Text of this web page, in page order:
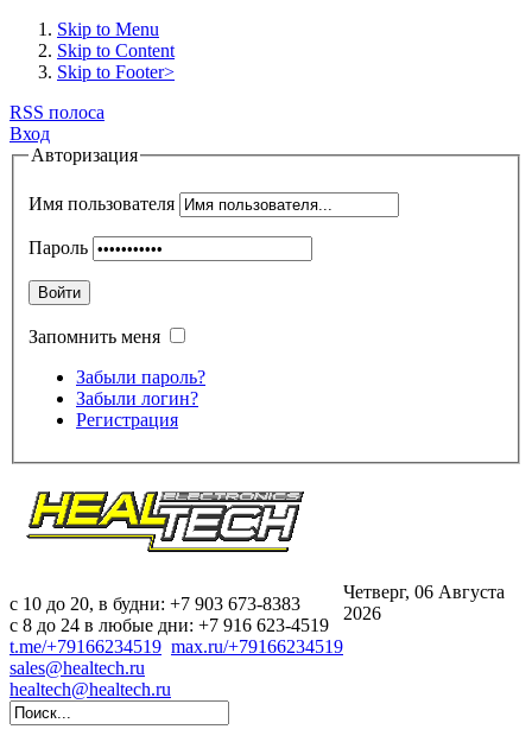
Skip to Menu
Skip to Content
Skip to Footer>
RSS полоса
Вход
Авторизация
Имя пользователя
Пароль
Войти
Запомнить меня
Забыли пароль?
Забыли логин?
Регистрация
c 10 до 20, в будни: +7 903 673-8383
с 8 до 24 в любые дни: +7 916 623-4519
t.me/+79166234519 max.ru/+79166234519
sales@healtech.ru
healtech@healtech.ru
Четверг, 06 Августа
2026